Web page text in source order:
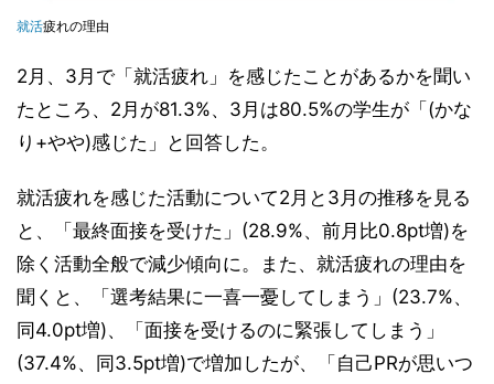
就活疲れの理由
2月、3月で「就活疲れ」を感じたことがあるかを聞い
たところ、2月が81.3%、3月は80.5%の学生が「(かな
り+やや)感じた」と回答した。
就活疲れを感じた活動について2月と3月の推移を見る
と、「最終面接を受けた」(28.9%、前月比0.8pt増)を
除く活動全般で減少傾向に。また、就活疲れの理由を
聞くと、「選考結果に一喜一憂してしまう」(23.7%、
同4.0pt増)、「面接を受けるのに緊張してしまう」
(37.4%、同3.5pt増)で増加したが、「自己PRが思いつ